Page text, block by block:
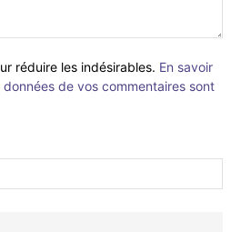
réduire les indésirables. En savoir
de vos commentaires sont